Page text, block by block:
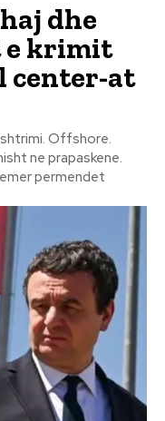
dhe
e krimit
center-at
Offshore.
ne prapaskene.
permendet